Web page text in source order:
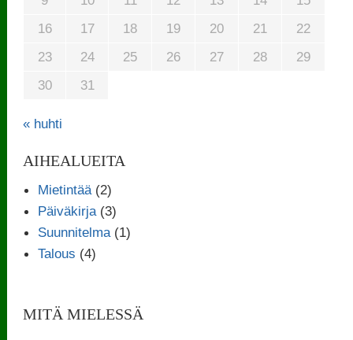
16
17 18 19 20 21
22
23
24 25 26 27 28
29
30
31
« huhti
AIHEALUEITA
Mietintää(2)
Päiväkirja(3)
Suunnitelma(1)
Talous (4)
MITÄ MIELESSÄ